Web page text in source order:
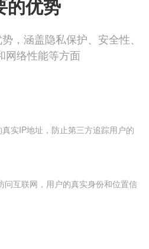
的优势
，涵盖隐私保护、安全性、
网络性能等方面
实IP地址，防止第三方追踪用户的
问互联网，用户的真实身份和位置信